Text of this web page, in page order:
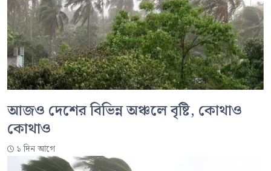
আজও দেশের বিভিন্ন অঞ্চলে বৃষ্টি, কোথাও
কোথাও
১ দিন আগে